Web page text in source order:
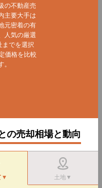
の不動産売
主要大手は
元密着の有
人気の厳選
までを選択
価格を比較
の売却相場と動向
▼ 土地▼